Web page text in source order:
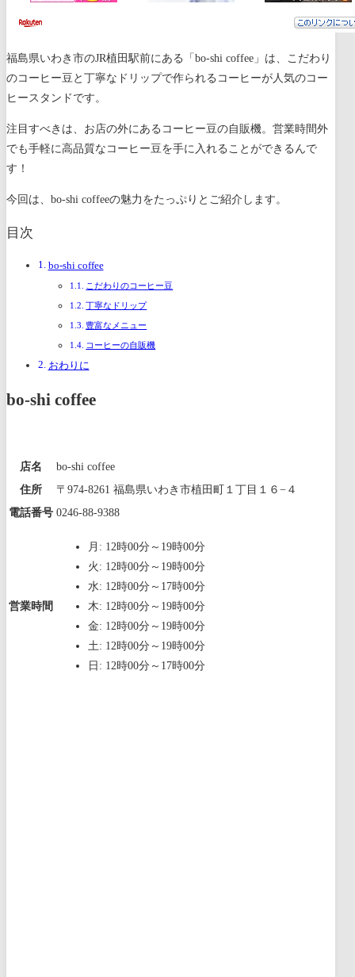
福島県いわき市のJR植田駅前にある「bo-shi coffee」は、こだわり
のコーヒー豆と丁寧なドリップで作られるコーヒーが人気のコー
ヒースタンドです。
注目すべきは、お店の外にあるコーヒー豆の自販機。営業時間外
でも手軽に高品質なコーヒー豆を手に入れることができるんで
す！
今回は、bo-shi coffeeの魅力をたっぷりとご紹介します。
目次
bo-shi coffee
こだわりのコーヒー豆
丁寧なドリップ
豊富なメニュー
コーヒーの自販機
おわりに
bo-shi coffee
店名
bo-shi coffee
住所
〒974-8261 福島県いわき市植田町１丁目１６−４
電話番号 0246-88-9388
営業時間
月: 12時00分～19時00分
火: 12時00分～19時00分
水: 12時00分～17時00分
木: 12時00分～19時00分
金: 12時00分～19時00分
土: 12時00分～19時00分
日: 12時00分～17時00分